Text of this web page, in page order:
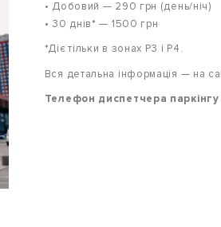
• Добовий — 290 грн (день/ніч)
• 30 днів* — 1500 грн
*Діє тільки в зонах P3 і P4.
Вся детальна інформація — на
Телефон диспетчера